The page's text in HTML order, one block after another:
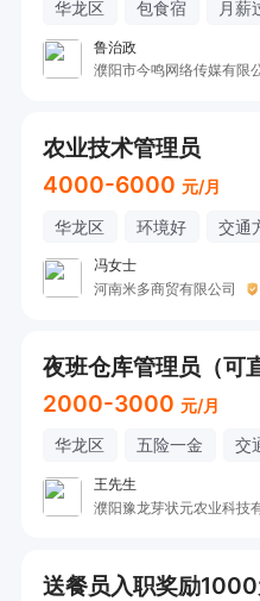
华龙区 包食宿 月薪
鲁治政
濮阳市今鸣网络传媒有限
农业技术管理员
4000-6000 元/月
华龙区 环境好 交通
冯女士
河南米多商贸有限公司
夜班仓库管理员（可
2000-3000 元/月
华龙区 五险一金 交
王先生
濮阳豫龙芽状元农业科技
送餐员入职奖励